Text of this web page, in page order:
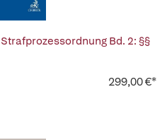
Bd. 2: §§
299,00 €*